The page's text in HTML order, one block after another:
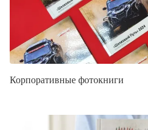
Корпоративные фотокниги